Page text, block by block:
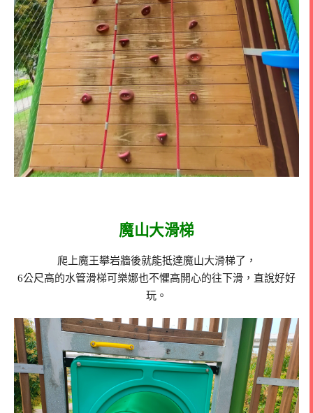
魔山大滑梯
爬上魔王攀岩牆後就能抵達魔山大滑梯了，
6公尺高的水管滑梯可樂娜也不懼高開心的往下滑，直說好好
玩。